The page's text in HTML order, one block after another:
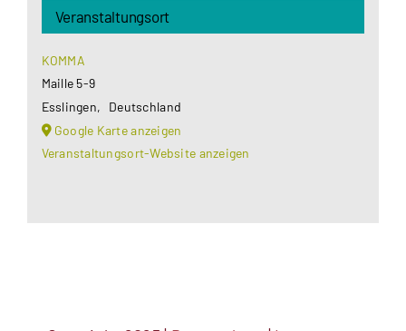
Veranstaltungsort
KOMMA
Maille 5-9
Esslingen,
Deutschland
Google Karte anzeigen
Veranstaltungsort-Website anzeigen